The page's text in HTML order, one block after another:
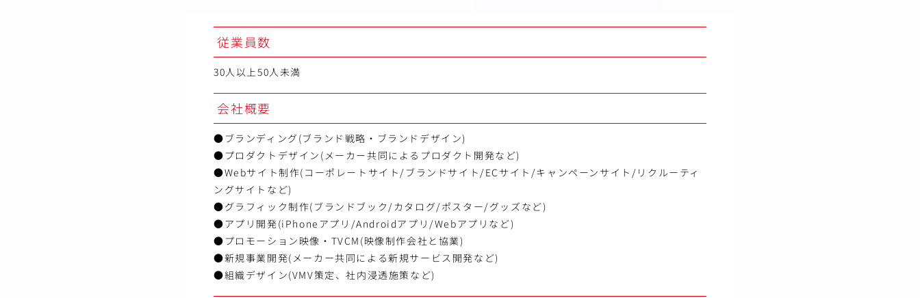
従業員数
30人以上50人未満
会社概要
●ブランディング(ブランド戦略・ブランドデザイン)
●プロダクトデザイン(メーカー共同によるプロダクト開発など)
●Webサイト制作(コーポレートサイト/ブランドサイト/ECサイト/キャンペーンサイト/リクルーティ
ングサイトなど)
●グラフィック制作(ブランドブック/カタログ/ポスター/グッズなど)
●アプリ開発(iPhoneアプリ/Androidアプリ/Webアプリなど)
●プロモーション映像・TVCM(映像制作会社と協業)
●新規事業開発(メーカー共同による新規サービス開発など)
●組織デザイン(VMV策定、社内浸透施策など)